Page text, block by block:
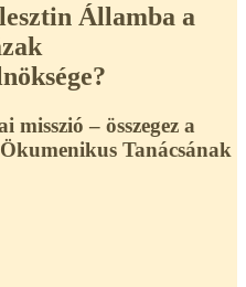
Államba a
– összegez a
Tanácsának